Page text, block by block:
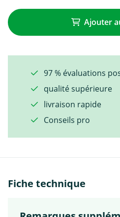
Ajouter
97 % évaluations
qualité supérieure
livraison rapide
Conseils pro
Fiche technique